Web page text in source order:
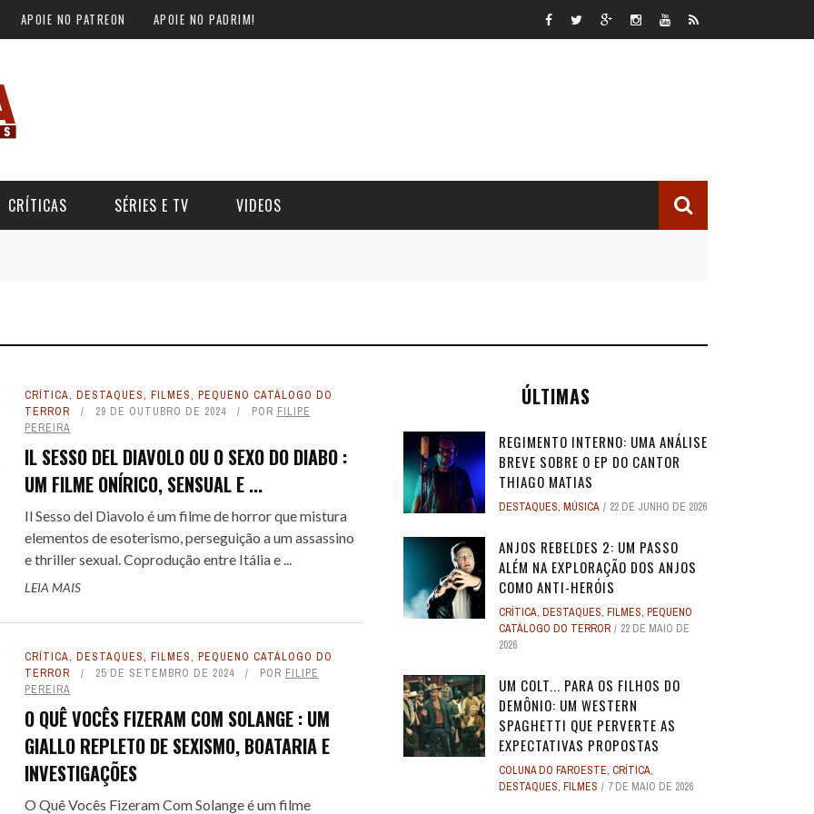
APOIE NO PATREON APOIE NO PADRIM!
SPOILER #151 - AVATAR -
A HORA DE PARAR
DE 2025
ALERTA DE SPOILER #150 -
QUARTETO FANTÁSTICO - PRIMEIROS
SUPERMAN
17 DE JULHO DE 2025
COLT... PARA OS FILHOS DO
UM WESTERN SPAGHETTI
QUE PERVERTE ...
LITTLE NICKY - UM DIABO
DIFERENTE : UMA COMÉDIA DE ADAM
12
ANJOS REBELDES: UM EXPERIMENTO
SINGULAR DO CINEMA DE HORROR
DOS ANOS 1990, ...
28 DE ABRIL DE 2026 3
CRÍTICAS
COLT... PARA OS FILHOS DO
UM WESTERN SPAGHETTI
QUE PERVERTE ...
LITTLE NICKY - UM DIABO
DIFERENTE : UMA COMÉDIA DE ADAM
12
ANJOS REBELDES: UM EXPERIMENTO
SINGULAR DO CINEMA DE HORROR
DOS ANOS 1990, ...
28 DE ABRIL DE 2026 3
SÉRIES E TV
DE CAVALEIROS DO
ZODÍACO
DE 2026
TREMEMBÉ - A PRISÃO DOS
FAMOSOS: QUANDO O TRUE CRIME
2
VERÃO PASSADO: UMA SÉRIE JUVENIL
...
4 DE JULHO DE 2025 32
VIDEOS
TRAP: O FILME COM O
MOUSE ASSASSINO
AGOSTO DE 2024
ALERTA DICAS #09 - GOTHAM
MENINO LOBO
31 DE AGOSTO DE 2016
CRÍTICA, DESTAQUES, FILMES, PEQUENO CATÁLOGO DO
TERROR
29 DE OUTUBRO DE 2024 POR FILIPE
PEREIRA
IL SESSO DEL DIAVOLO OU O SEXO DO DIABO :
UM FILME ONÍRICO, SENSUAL E ...
Il Sesso del Diavolo é um filme de horror que mistura
elementos de esoterismo, perseguição a um assassino
e thriller sexual. Coprodução entre Itália e ...
LEIA MAIS
CRÍTICA, DESTAQUES, FILMES, PEQUENO CATÁLOGO DO
TERROR
25 DE SETEMBRO DE 2024 POR FILIPE
PEREIRA
O QUÊ VOCÊS FIZERAM COM SOLANGE : UM
GIALLO REPLETO DE SEXISMO, BOATARIA E
INVESTIGAÇÕES
O Quê Vocês Fizeram Com Solange é um filme
ÚLTIMAS
REGIMENTO INTERNO: UMA ANÁLISE
BREVE SOBRE O EP DO CANTOR
THIAGO MATIAS
DESTAQUES, MÚSICA 22 DE JUNHO DE 2026
ANJOS REBELDES 2: UM PASSO
ALÉM NA EXPLORAÇÃO DOS ANJOS
COMO ANTI-HERÓIS
CRÍTICA, DESTAQUES, FILMES, PEQUENO
CATÁLOGO DO TERROR
22 DE MAIO DE
2026
UM COLT... PARA OS FILHOS DO
DEMÔNIO: UM WESTERN
SPAGHETTI QUE PERVERTE AS
EXPECTATIVAS PROPOSTAS
COLUNA DO FAROESTE, CRÍTICA,
DESTAQUES, FILMES 7 DE MAIO DE 2026